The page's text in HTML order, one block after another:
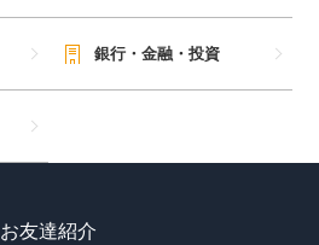
銀行・金融・投資
お友達紹介